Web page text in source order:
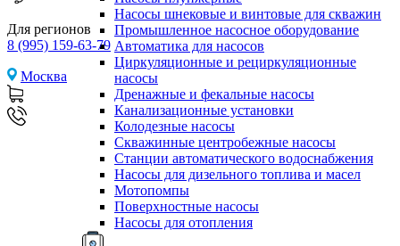
Для регионов
8 (995) 159-63-79
Москва
Насосы шнековые и винтовые для скважин
Промышленное насосное оборудование
Автоматика для насосов
Циркуляционные и рециркуляционные
насосы
Дренажные и фекальные насосы
Канализационные установки
Колодезные насосы
Скважинные центробежные насосы
Станции автоматического водоснабжения
Насосы для дизельного топлива и масел
Мотопомпы
Поверхностные насосы
Насосы для отопления